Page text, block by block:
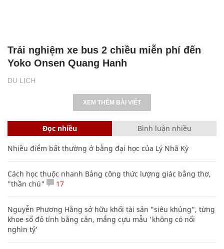
DU LỊCH
Trải nghiệm xe bus 2 chiều miễn phí đến
Yoko Onsen Quang Hanh
XEM THÊM BÀI VIẾT
Đọc nhiều Bình luận nhiều
Nhiều điểm bất thường ở bằng đại học của Lý Nhã Kỳ
Cách học thuộc nhanh Bảng công thức lượng giác bằng thơ,
"thần chú"
17
Nguyễn Phương Hằng sở hữu khối tài sản "siêu khủng", từng
khoe sổ đỏ tính bằng cân, mắng cựu mẫu 'không có nổi
nghìn tỷ'